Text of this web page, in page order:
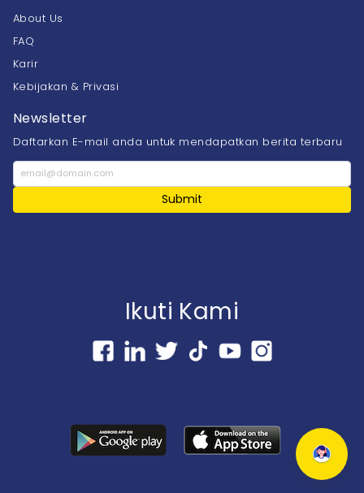
About Us
FAQ
Karir
Kebijakan & Privasi
Newsletter
Daftarkan E-mail anda untuk mendapatkan berita terbaru
Submit
Ikuti Kami